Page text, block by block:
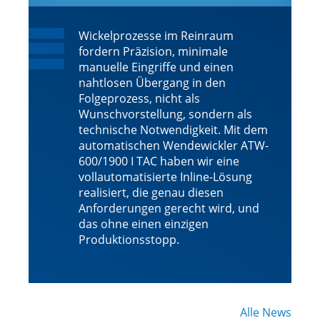
Wickelprozesse im Reinraum
fordern Präzision, minimale
manuelle Eingriffe und einen
nahtlosen Übergang in den
Folgeprozess, nicht als
Wunschvorstellung, sondern als
technische Notwendigkeit. Mit dem
automatischen Wendewickler ATW-
600/1900 I TAC haben wir eine
vollautomatisierte Inline-Lösung
realisiert, die genau diesen
Anforderungen gerecht wird, und
das ohne einen einzigen
Produktionsstopp.
Alle News